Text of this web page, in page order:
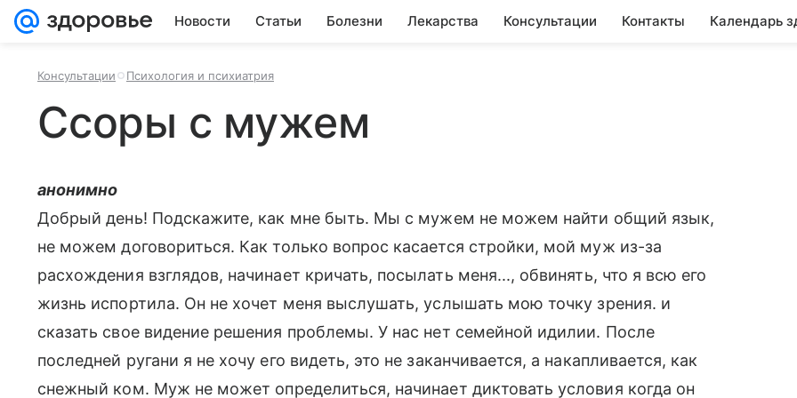
Новости Статьи Болезни Лекарства Консультации Контакты Календарь
Консультации Психология и психиатрия
Ссоры с мужем
анонимно
Добрый день! Подскажите, как мне быть. Мы с мужем не можем найти общий язык,
не можем договориться. Как только вопрос касается стройки, мой муж из-за
расхождения взглядов, начинает кричать, посылать меня..., обвинять, что я всю его
жизнь испортила. Он не хочет меня выслушать, услышать мою точку зрения. и
сказать свое видение решения проблемы. У нас нет семейной идилии. После
последней ругани я не хочу его видеть, это не заканчивается, а накапливается, как
снежный ком. Муж не может определиться, начинает диктовать условия когда он